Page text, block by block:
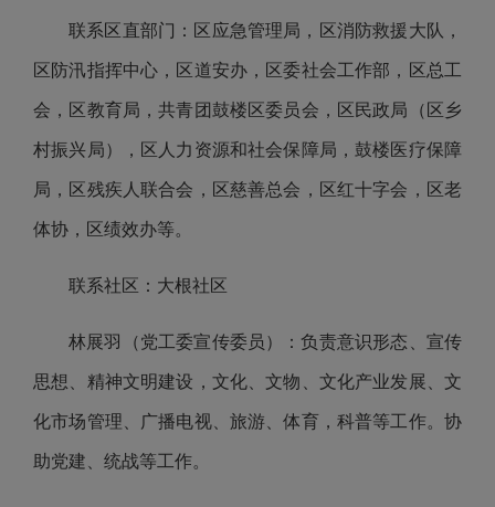
联系区直部门：区应急管理局，区消防救援大队，
区防汛指挥中心，区道安办，区委社会工作部，区总工
会，区教育局，共青团鼓楼区委员会，区民政局（区乡
村振兴局），区人力资源和社会保障局，鼓楼医疗保障
局，区残疾人联合会，区慈善总会，区红十字会，区老
体协，区绩效办等。
联系社区：大根社区
林展羽（党工委宣传委员）：负责意识形态、宣传
思想、精神文明建设，文化、文物、文化产业发展、文
化市场管理、广播电视、旅游、体育，科普等工作。协
助党建、统战等工作。